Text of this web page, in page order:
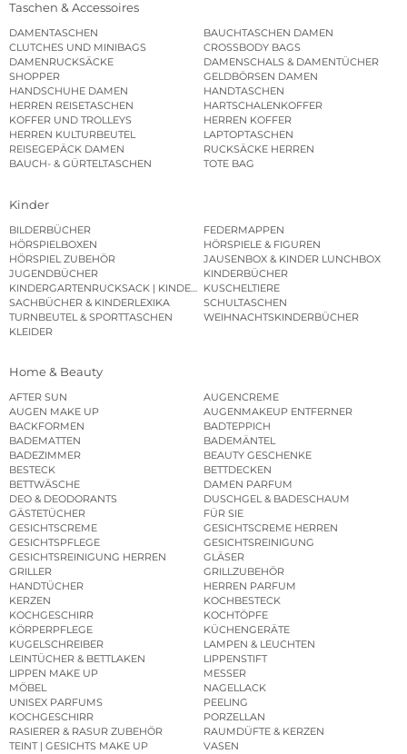
Taschen & Accessoires
DAMENTASCHEN
BAUCHTASCHEN DAMEN
CLUTCHES UND MINIBAGS
CROSSBODY BAGS
DAMENRUCKSÄCKE
DAMENSCHALS & DAMENTÜCHER
SHOPPER
GELDBÖRSEN DAMEN
HANDSCHUHE DAMEN
HANDTASCHEN
HERREN REISETASCHEN
HARTSCHALENKOFFER
KOFFER UND TROLLEYS
HERREN KOFFER
HERREN KULTURBEUTEL
LAPTOPTASCHEN
REISEGEPÄCK DAMEN
RUCKSÄCKE HERREN
BAUCH- & GÜRTELTASCHEN
TOTE BAG
Kinder
BILDERBÜCHER
FEDERMAPPEN
HÖRSPIELBOXEN
HÖRSPIELE & FIGUREN
HÖRSPIEL ZUBEHÖR
JAUSENBOX & KINDER LUNCHBOX
JUGENDBÜCHER
KINDERBÜCHER
KINDERGARTENRUCKSACK | KINDERGARTENBEUTEL
KUSCHELTIERE
SACHBÜCHER & KINDERLEXIKA
SCHULTASCHEN
TURNBEUTEL & SPORTTASCHEN
WEIHNACHTSKINDERBÜCHER
KLEIDER
Home & Beauty
AFTER SUN
AUGENCREME
AUGEN MAKE UP
AUGENMAKEUP ENTFERNER
BACKFORMEN
BADTEPPICH
BADEMATTEN
BADEMÄNTEL
BADEZIMMER
BEAUTY GESCHENKE
BESTECK
BETTDECKEN
BETTWÄSCHE
DAMEN PARFUM
DEO & DEODORANTS
DUSCHGEL & BADESCHAUM
GÄSTETÜCHER
FÜR SIE
GESICHTSCREME
GESICHTSCREME HERREN
GESICHTSPFLEGE
GESICHTSREINIGUNG
GESICHTSREINIGUNG HERREN
GLÄSER
GRILLER
GRILLZUBEHÖR
HANDTÜCHER
HERREN PARFUM
KERZEN
KOCHBESTECK
KOCHGESCHIRR
KOCHTÖPFE
KÖRPERPFLEGE
KÜCHENGERÄTE
KUGELSCHREIBER
LAMPEN & LEUCHTEN
LEINTÜCHER & BETTLAKEN
LIPPENSTIFT
LIPPEN MAKE UP
MESSER
MÖBEL
NAGELLACK
UNISEX PARFUMS
PEELING
KOCHGESCHIRR
PORZELLAN
RASIERER & RASUR ZUBEHÖR
RAUMDÜFTE & KERZEN
TEINT | GESICHTS MAKE UP
VASEN